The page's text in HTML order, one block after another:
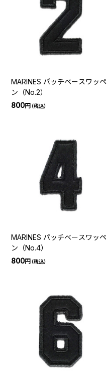
MARINES パッチベースワッペ
ン（No.2）
800円（税込）
MARINES パッチベースワッペ
ン（No.4）
800円（税込）